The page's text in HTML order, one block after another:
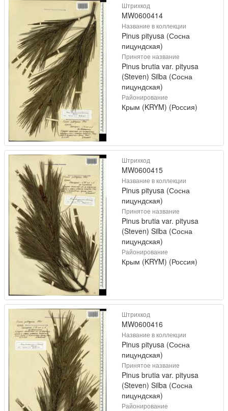
Штрихкод
MW0600414
Название в коллекции
Pinus pityusa (Сосна
пицундская)
Принятое название
Pinus brutia var. pityusa
(Steven) Silba (Сосна
пицундская)
Районирование
Крым (KRYM) (Россия)
Штрихкод
MW0600415
Название в коллекции
Pinus pityusa (Сосна
пицундская)
Принятое название
Pinus brutia var. pityusa
(Steven) Silba (Сосна
пицундская)
Районирование
Крым (KRYM) (Россия)
Штрихкод
MW0600416
Название в коллекции
Pinus pityusa (Сосна
пицундская)
Принятое название
Pinus brutia var. pityusa
(Steven) Silba (Сосна
пицундская)
Районирование